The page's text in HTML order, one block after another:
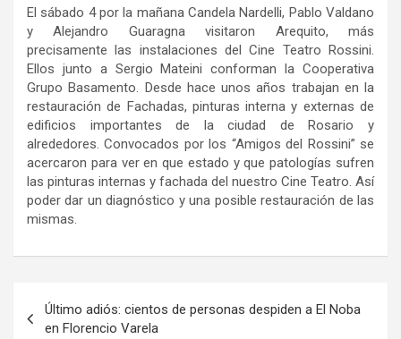
El sábado 4 por la mañana Candela Nardelli, Pablo Valdano
y Alejandro Guaragna visitaron Arequito, más
precisamente las instalaciones del Cine Teatro Rossini.
Ellos junto a Sergio Mateini conforman la Cooperativa
Grupo Basamento. Desde hace unos años trabajan en la
restauración de Fachadas, pinturas interna y externas de
edificios importantes de la ciudad de Rosario y
alrededores. Convocados por los “Amigos del Rossini” se
acercaron para ver en que estado y que patologías sufren
las pinturas internas y fachada del nuestro Cine Teatro. Así
poder dar un diagnóstico y una posible restauración de las
mismas.
Navegación
de
Último adiós: cientos de personas despiden a El Noba
en Florencio Varela